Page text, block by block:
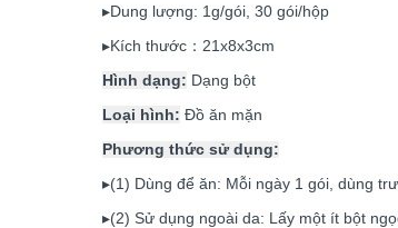
▸Dung lượng: 1g/gói, 30 gói/hộp
▸Kích thước：21x8x3cm
Hình dạng: Dạng bột
Loại hình: Đồ ăn mặn
Phương thức sử dụng:
▸(1) Dùng để ăn: Mỗi ngày 1 gói, dùng
▸(2) Sử dụng ngoài da: Lấy một ít bột